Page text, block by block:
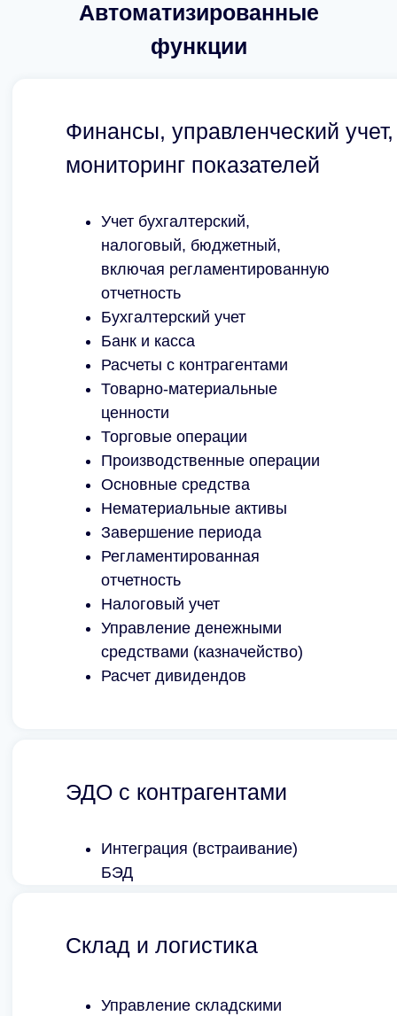
Автоматизированные
функции
Финансы, управленческий учет,
мониторинг показателей
Учет бухгалтерский,
налоговый, бюджетный,
включая регламентированную
отчетность
Бухгалтерский учет
Банк и касса
Расчеты с контрагентами
Товарно-материальные
ценности
Торговые операции
Производственные операции
Основные средства
Нематериальные активы
Завершение периода
Регламентированная
отчетность
Налоговый учет
Управление денежными
средствами (казначейство)
Расчет дивидендов
Склад и логистика
Управление складскими
ЭДО с контрагентами
Интеграция (встраивание)
БЭД